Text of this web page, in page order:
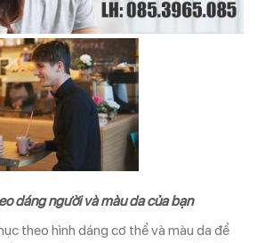
dáng người và màu da của bạn
theo hình dáng cơ thể và màu da để